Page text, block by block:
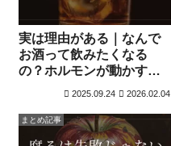
実は理由がある｜なんで
お酒って飲みたくなる
の？ホルモンが動かす脳
2025.09.24 2026.02.04
まとめ記事